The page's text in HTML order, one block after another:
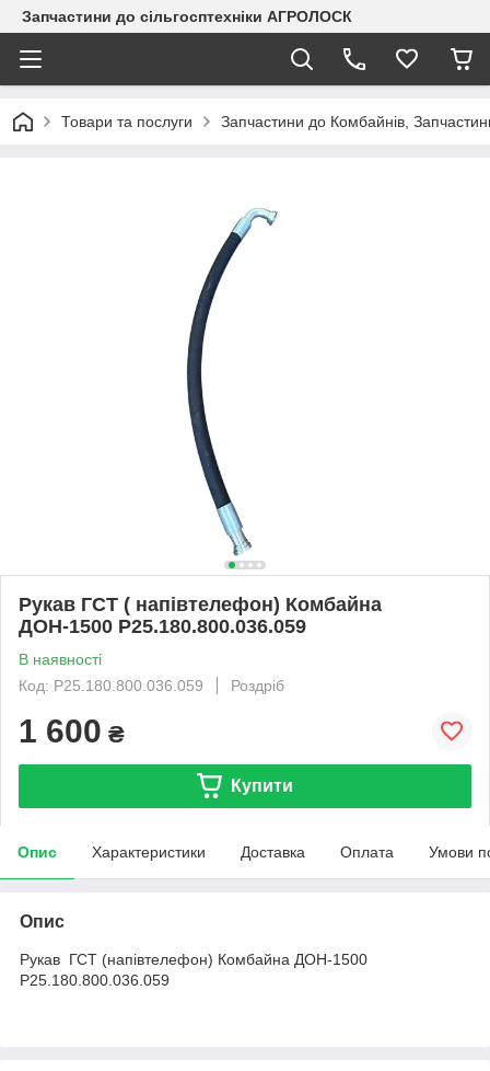
Запчастини до сільгосптехніки АГРОЛОСК
Товари та послуги Запчастини до Комбайнів,
Рукав ГСТ ( напівтелефон) Комбайна
ДОН-1500 Р25.180.800.036.059
В наявності
Код: Р25.180.800.036.059
Роздріб
1 600 ₴
Купити
Опис Характеристики Доставка Оплата Умови
Опис
Рукав ГСТ (напівтелефон) Комбайна ДОН-1500
Р25.180.800.036.059